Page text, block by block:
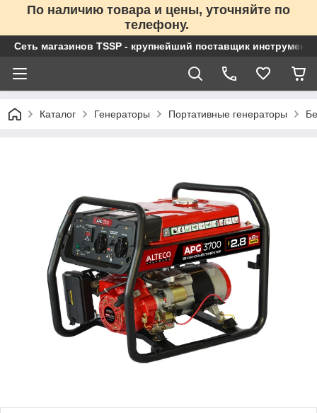
По наличию товара и цены, уточняйте по
телефону.
Сеть магазинов TSSP - крупнейший поставщик
Каталог Генераторы Портативные генераторы